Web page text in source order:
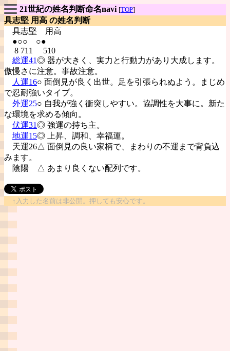
21世紀の姓名判断命名navi [TOP]
具志堅 用高 の姓名判断
具志堅
用高
●○○ ○●
8 711 510
総運41◎ 器が大きく、実力と行動力があり大成します。
傲慢さに注意。事故注意。
人運16○ 面倒見が良く出世。足を引張られぬよう。まじめ
で忍耐強いタイプ。
外運25○ 自我が強く衝突しやすい。協調性を大事に。新た
な環境を求める傾向。
伏運31◎ 強運の持ち主。
地運15◎ 上昇、調和、幸福運。
天運26△ 面倒見の良い家柄で、まわりの不運まで背負込
みます。
陰陽
△ あまり良くない配列です。
↑入力した名前は非公開。押しても安心です。